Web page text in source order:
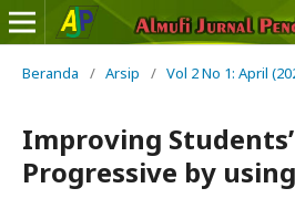
Beranda / Arsip / Vol 2 No 1: April
Improving
Progressive by